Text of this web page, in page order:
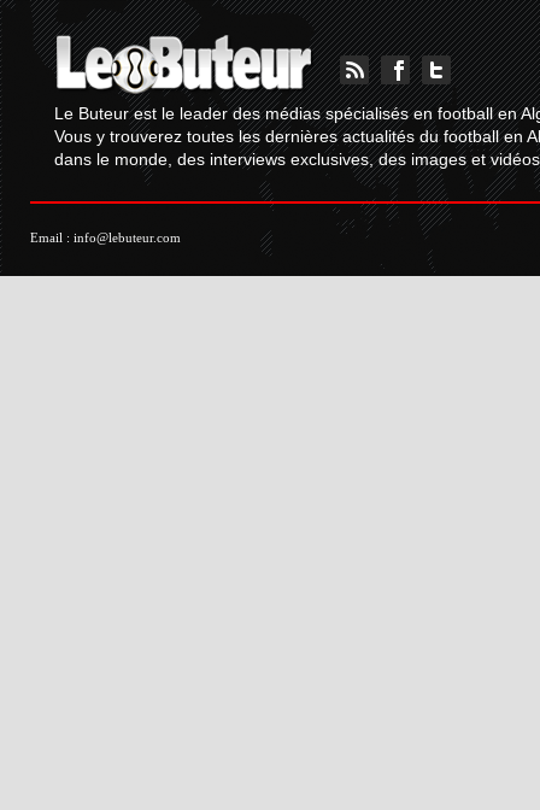
Le Buteur est le leader des médias spécialisés en football en
Vous y trouverez toutes les dernières actualités du football en
dans le monde, des interviews exclusives, des images et
Email : info@lebuteur.com